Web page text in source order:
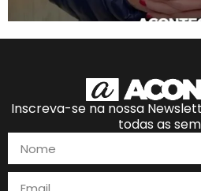
Inscreva-se na nossa
todas as